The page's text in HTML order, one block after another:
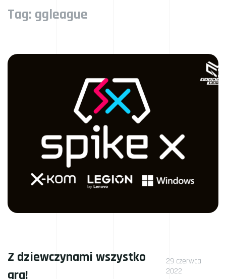
Tag: ggleague
Z dziewczynami wszystko
gra!
29 czerwca
2022